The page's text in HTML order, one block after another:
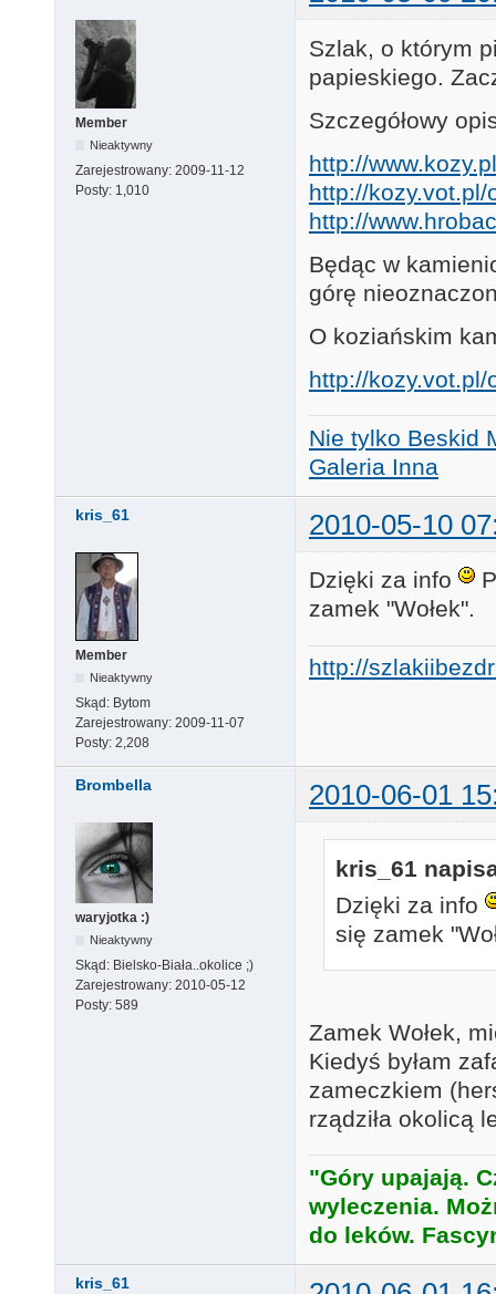
Member
Nieaktywny
Zarejestrowany: 2009-11-12
Posty: 1,010
Szlak, o którym
papieskiego.
Szczegółowy
http://
http://
http://
Będąc w
górę
O koziańskim
http://
Nie tylko Beskid
Galeria Inna
kris_61 2010-05-10
Member
Nieaktywny
Skąd: Bytom
Zarejestrowany: 2009-11-07
Posty: 2,208
Dzięki za info
zamek "Wołek".
http://
Brombella 2010-06-01
waryjotka :)
Nieaktywny
Skąd: Bielsko-Biała..okolice ;)
Zarejestrowany: 2010-05-12
Posty: 589
kris_61
Dzięki za info
się zamek
Zamek Wołek,
Kiedyś byłam
zameczkiem
rządziła okolicą
"Góry upajają.
wyleczenia.
do leków.
kris_61